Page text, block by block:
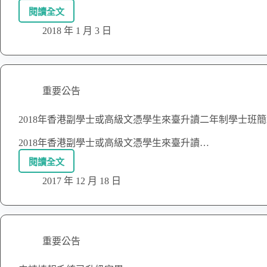
閱讀全文
2018 年 1 月 3 日
重要公告
2018年香港副學士或高級文憑學生來臺升讀二年制學士班
2018年香港副學士或高級文憑學生來臺升讀…
閱讀全文
2017 年 12 月 18 日
重要公告